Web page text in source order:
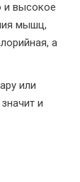
и высокое
мышц,
а
или
и